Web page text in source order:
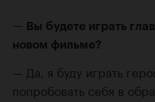
Вы будете играть
новом фильме?
Да, я буду играть
попробовать себя в